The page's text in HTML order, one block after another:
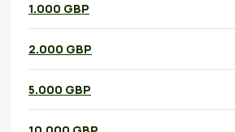
1.000 GBP
2.000 GBP
5.000 GBP